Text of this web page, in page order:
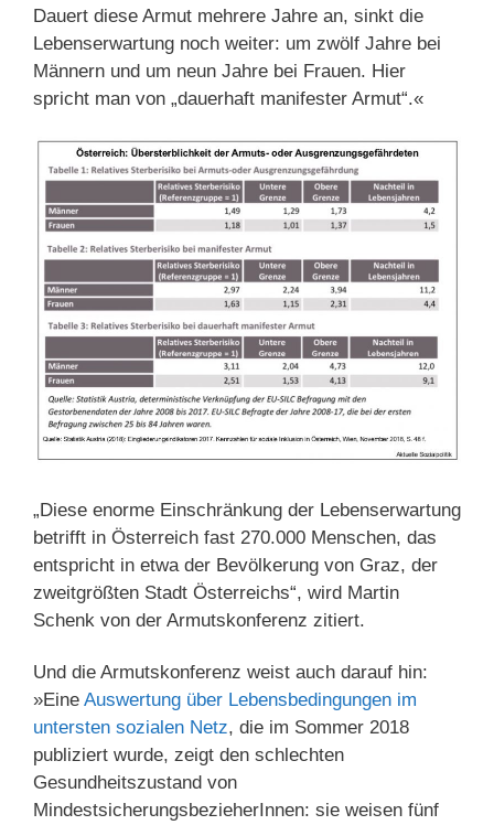
Dauert diese Armut mehrere Jahre an, sinkt die
Lebenserwartung noch weiter: um zwölf Jahre bei
Männern und um neun Jahre bei Frauen. Hier
spricht man von „dauerhaft manifester Armut“.«
„Diese enorme Einschränkung der Lebenserwartung
betrifft in Österreich fast 270.000 Menschen, das
entspricht in etwa der Bevölkerung von Graz, der
zweitgrößten Stadt Österreichs“, wird Martin
Schenk von der Armutskonferenz zitiert.
Und die Armutskonferenz weist auch darauf hin:
»Eine Auswertung über Lebensbedingungen im
untersten sozialen Netz, die im Sommer 2018
publiziert wurde, zeigt den schlechten
Gesundheitszustand von
MindestsicherungsbezieherInnen: sie weisen fünf